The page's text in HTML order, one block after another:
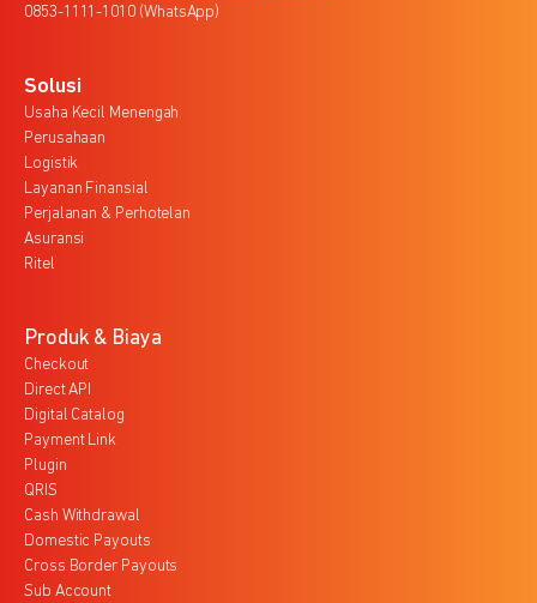
0853-1111-1010 (WhatsApp)
Solusi
Usaha Kecil Menengah
Perusahaan
Logistik
Layanan Finansial
Perjalanan & Perhotelan
Asuransi
Ritel
Produk & Biaya
Checkout
Direct API
Digital Catalog
Payment Link
Plugin
QRIS
Cash Withdrawal
Domestic Payouts
Cross Border Payouts
Sub Account